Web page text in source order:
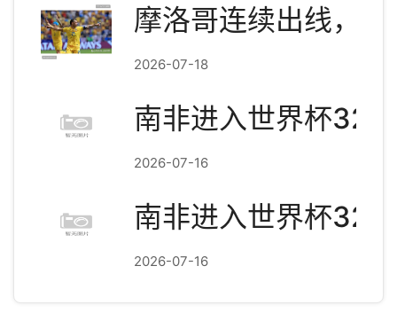
摩洛哥连续出线，
2026-07-18
南非进入世界杯32
2026-07-16
南非进入世界杯32
2026-07-16